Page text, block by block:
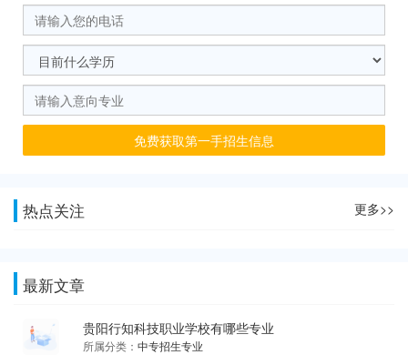
免费获取第一手招生信息
热点关注 更多>>
最新文章
贵阳行知科技职业学校有哪些专业
所属分类：中专招生专业